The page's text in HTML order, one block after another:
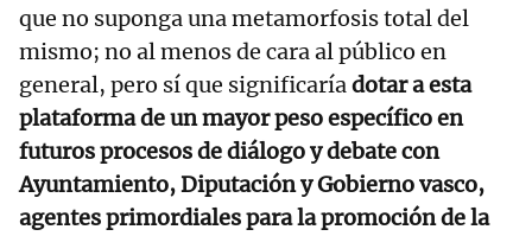
que no suponga una metamorfosis total del
mismo; no al menos de cara al público en
general, pero sí que significaríadotar a esta
plataforma de un mayor peso específico en
futuros procesos de diálogo y debate con
Ayuntamiento, Diputación y Gobierno vasco,
agentes primordiales para la promoción de la